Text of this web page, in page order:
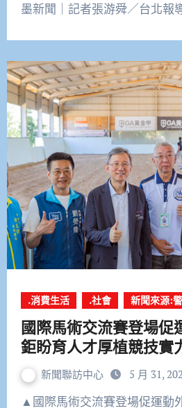
墨新聞｜記者張游舜／台北
.消費生活 .社會 新聞來源:
國際馬術交流賽登場
鉅盼育人才厚植競技實
新聞聯訪中心 5 月 31,
▲國際馬術交流賽登場促運